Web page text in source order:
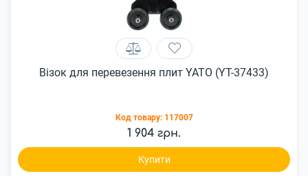
Візок для перевезення плит YATO (YT-37433)
Код товару: 117007
1 904 грн.
Купити